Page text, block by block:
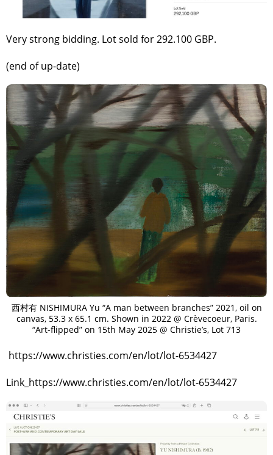
Very strong bidding. Lot sold for 292.100 GBP.
(end of up-date)
西村有 NISHIMURA Yu “A man between branches” 2021, oil on
canvas, 53.3 x 65.1 cm. Shown in 2022 @ Crèvecoeur, Paris.
“Art-flipped” on 15th May 2025 @ Christie’s, Lot 713
https://www.christies.com/en/lot/lot-6534427
Link_https://www.christies.com/en/lot/lot-6534427